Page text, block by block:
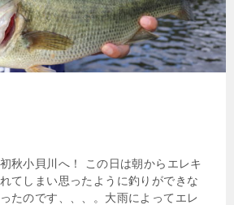
秋小貝川へ！ この日は朝からエレキ
てしまい思ったように釣りができな
たのです、、、。大雨によってエレ